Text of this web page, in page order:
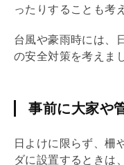
ったりすることも考
台風や豪雨時には、
の安全対策を考えま
事前に大家や
日よけに限らず、柵
ダに設置するときは